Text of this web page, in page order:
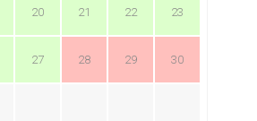
20 21 22 23
27 28 29 30